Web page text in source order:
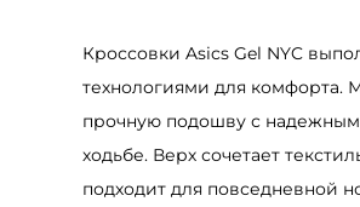
e
l
N
Y
C
Кроссовки Asics Gel NYC
технологиями для комфорта.
прочную подошву с надежным
ходьбе. Верх сочетает
подходит для повседневной